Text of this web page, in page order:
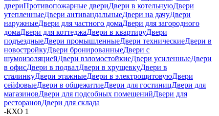
двериПротивопожарные двериДвери в котельнуюДвери
утепленныеДвери антивандальныеДвери на дачуДвери
наружныеДвери для частного домаДвери для загородного
домаДвери для коттеджаДвери в квартируДвери
подъездныеДвери промышленныеДвери техническиеДвери в
новостройкуДвери бронированныеДвери с
шумоизоляциейДвери взломостойкиеДвери усиленныеДвери
в офисДвери в подвалДвери в хрущевкуДвери в
сталинкуДвери этажныеДвери в электрощитовуюДвери
сейфовыеДвери в общежитиеДвери для гостиницДвери для
магазиновДвери для подсобных помещенийДвери для
ресторановДвери для склада
-КХО 1